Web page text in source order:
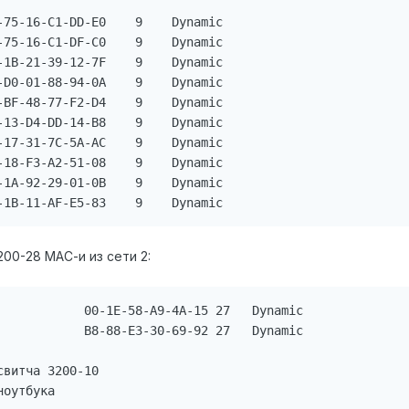
16-C1-DD-E0    9    Dynamic
16-C1-DF-C0    9    Dynamic
21-39-12-7F    9    Dynamic
01-88-94-0A    9    Dynamic
48-77-F2-D4    9    Dynamic
D4-DD-14-B8    9    Dynamic
31-7C-5A-AC    9    Dynamic
F3-A2-51-08    9    Dynamic
92-29-01-0B    9    Dynamic
11-AF-E5-83    9    Dynamic
28 МАС-и из сети 2:
00-1E-58-A9-4A-15 27   Dynamic
B8-88-E3-30-69-92 27   Dynamic
3200-10